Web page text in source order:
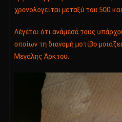
χρονολογείται μεταξύ του 500
Λέγεται ότι ανάμεσά τους
οποίων τη διανομή μοτίβο
Μεγάλης Άρκτου.